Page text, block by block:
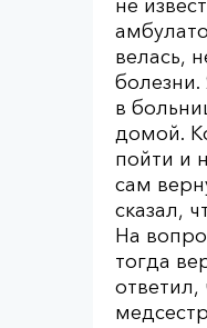
не
велась,
в
домой.
пойти и
сам
сказал,
На
тогда
ответил,